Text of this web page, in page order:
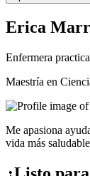
Erica
Enfermera
Maestría en
Me apasiona
vida más